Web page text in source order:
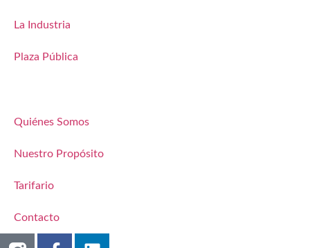
La Industria
Plaza Pública
Quiénes Somos
Nuestro Propósito
Tarifario
Contacto